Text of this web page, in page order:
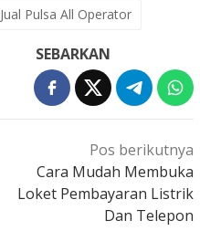
Jual Pulsa All Operator
SEBARKAN
Pos berikutnya
Cara Mudah Membuka
Loket Pembayaran Listrik
Dan Telepon